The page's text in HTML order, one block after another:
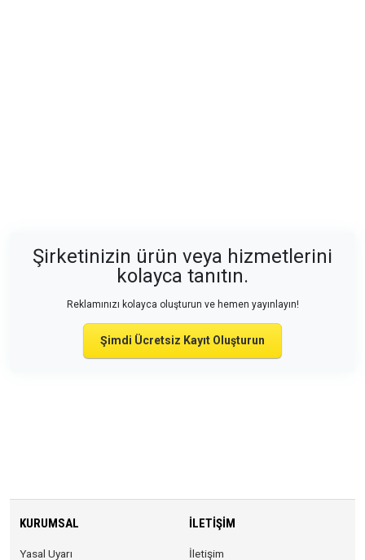
Şirketinizin ürün veya hizmetlerini
kolayca tanıtın.
Reklamınızı kolayca oluşturun ve hemen yayınlayın!
Şimdi Ücretsiz Kayıt Oluşturun
KURUMSAL
Yasal Uyarı
İLETIŞIM
İletişim